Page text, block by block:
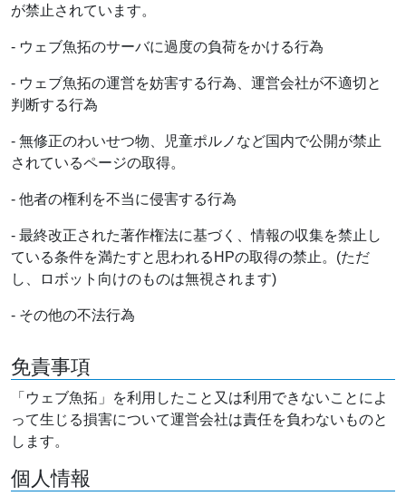
が禁止されています。
- ウェブ魚拓のサーバに過度の負荷をかける行為
- ウェブ魚拓の運営を妨害する行為、運営会社が不適切と
判断する行為
- 無修正のわいせつ物、児童ポルノなど国内で公開が禁止
されているページの取得。
- 他者の権利を不当に侵害する行為
- 最終改正された著作権法に基づく、情報の収集を禁止し
ている条件を満たすと思われるHPの取得の禁止。(ただ
し、ロボット向けのものは無視されます)
- その他の不法行為
免責事項
「ウェブ魚拓」を利用したこと又は利用できないことによ
って生じる損害について運営会社は責任を負わないものと
します。
個人情報